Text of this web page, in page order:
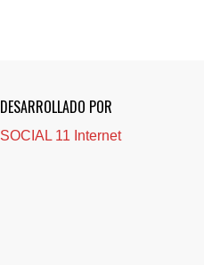
DESARROLLADO POR
SOCIAL 11 Internet